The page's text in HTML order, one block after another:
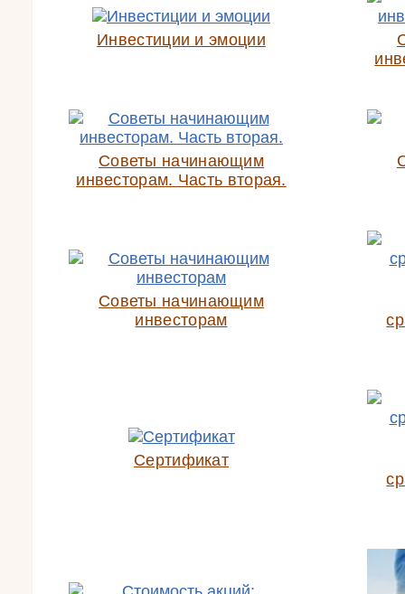
Инвестиции и эмоции
Советы начинающим
инвесторам. Часть вторая.
Советы начинающим
инвесторам
Сертификат